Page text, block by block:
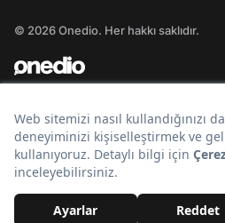
© 2026 Onedio. Her hakkı saklıdır.
Bir markasıdır.